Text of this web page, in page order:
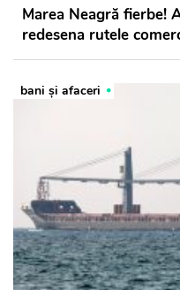
Marea Neagră fierbe!
redesena rutele
bani și afaceri